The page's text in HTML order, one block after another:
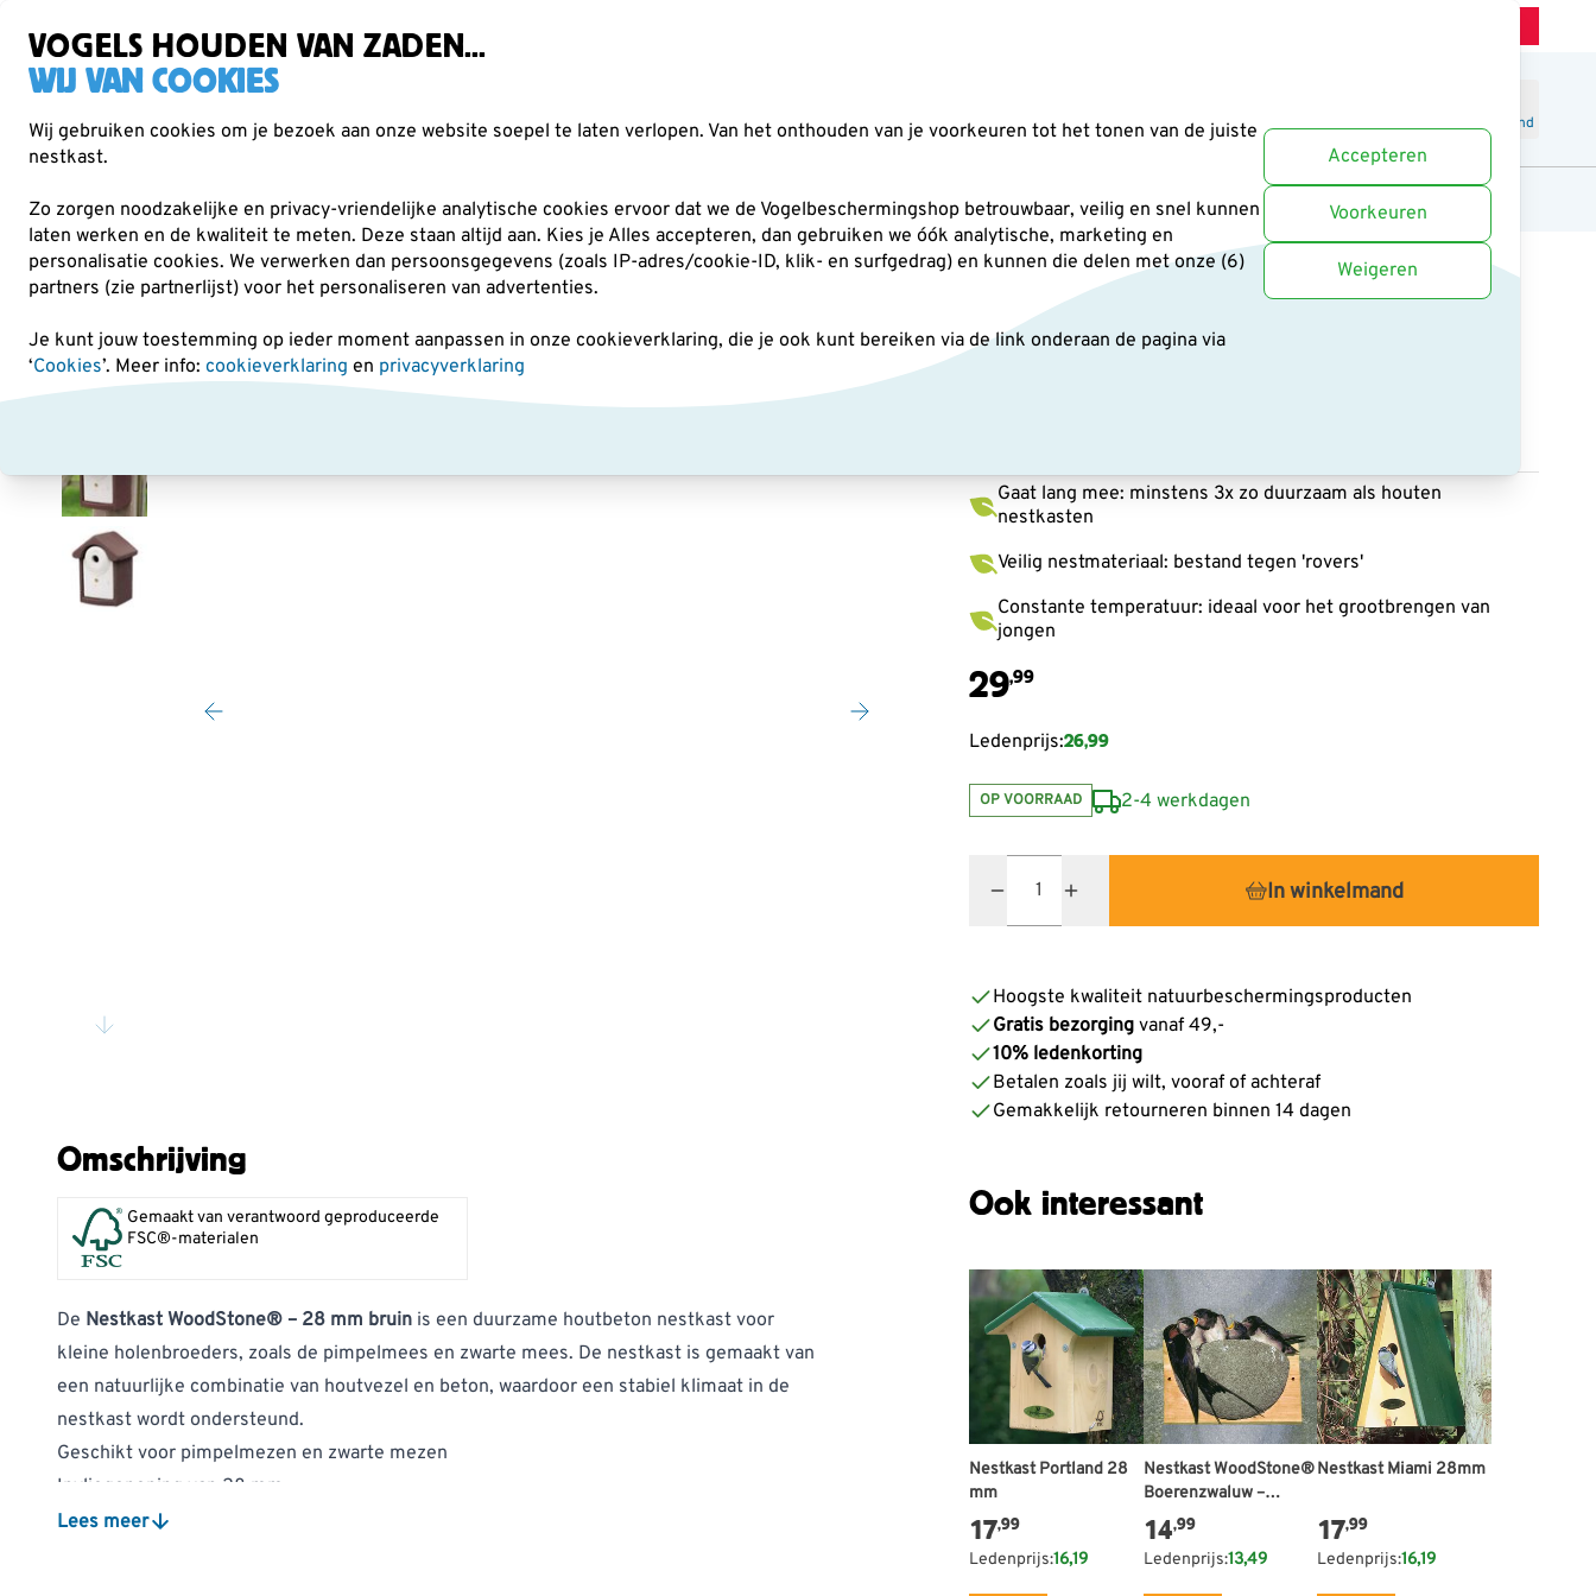
VOGELS HOUDEN VAN ZADEN...
WIJ VAN COOKIES
Wij gebruiken cookies om je bezoek aan onze website soepel te laten verlopen. Van het onthouden van je voorkeuren tot het tonen van de juiste
nestkast.
Zo zorgen noodzakelijke en privacy-vriendelijke analytische cookies ervoor dat we de Vogelbeschermingshop betrouwbaar, veilig en snel kunnen
laten werken en de kwaliteit te meten. Deze staan altijd aan. Kies je Alles accepteren, dan gebruiken we óók analytische, marketing en
personalisatie cookies. We verwerken dan persoonsgegevens (zoals IP-adres/cookie-ID, klik- en surfgedrag) en kunnen die delen met onze (6)
partners (zie partnerlijst) voor het personaliseren van advertenties.
Je kunt jouw toestemming op ieder moment aanpassen in onze cookieverklaring, die je ook kunt bereiken via de link onderaan de pagina via
‘Cookies’. Meer info: cookieverklaring en privacyverklaring
Accepteren
Voorkeuren
Weigeren
Winkelmand
Verrekijkers Vogelvoer Voederhuisjes & -silo's Nestkasten Andere tuindieren Planten Cadeaus en boeken Uitgelicht
Nestkasten en vogelhuisjes Houtbetonnen nestkasten Nestkast WoodStone® – 28 mm bruin
Nestkast WoodStone® – 28
Gaat lang mee: minstens 3x zo duurzaam als houten
nestkasten
Veilig nestmateriaal: bestand tegen 'rovers'
Constante temperatuur: ideaal voor het grootbrengen van
jongen
29,99
Ledenprijs:26,99
OP VOORRAAD 2-4 werkdagen
In winkelmand
Hoogste kwaliteit natuurbeschermingsproducten
Gratis bezorging vanaf 49,-
10% ledenkorting
Betalen zoals jij wilt, vooraf of achteraf
Gemakkelijk retourneren binnen 14 dagen
Ook interessant
Nestkast Portland 28
mm
17,99
Ledenprijs:16,19
Nestkast WoodStone®
Boerenzwaluw –
kunstnest
14,99
Ledenprijs:13,49
Nestkast Miami 28mm
17,99
Ledenprijs:16,19
Omschrijving
Gemaakt van verantwoord geproduceerde
FSC®-materialen
De Nestkast WoodStone® – 28 mm bruin is een duurzame houtbeton nestkast voor
kleine holenbroeders, zoals de pimpelmees en zwarte mees. De nestkast is gemaakt van
een natuurlijke combinatie van houtvezel en beton, waardoor een stabiel klimaat in de
nestkast wordt ondersteund.
Geschikt voor pimpelmezen en zwarte mezen
Invliegopening van 28 mm
Gemaakt van duurzaam WoodStone® houtbeton
Lees meer